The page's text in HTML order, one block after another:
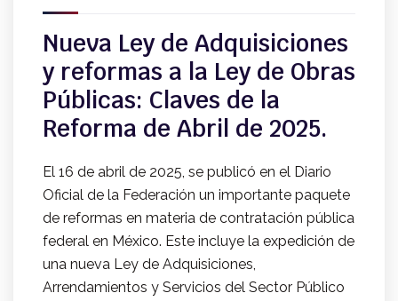
Nueva Ley de Adquisiciones
y reformas a la Ley de Obras
Públicas: Claves de la
Reforma de Abril de 2025.
El 16 de abril de 2025, se publicó en el Diario
Oficial de la Federación un importante paquete
de reformas en materia de contratación pública
federal en México. Este incluye la expedición de
una nueva Ley de Adquisiciones,
Arrendamientos y Servicios del Sector Público